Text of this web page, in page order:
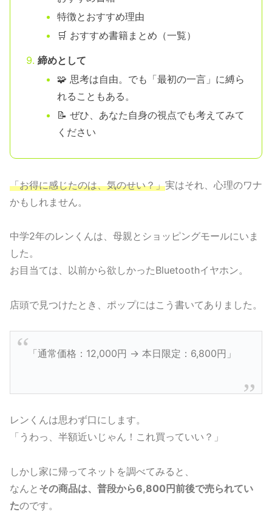
特徴とおすすめ理由
🛒 おすすめ書籍まとめ（一覧）
締めとして
🧩 思考は自由。でも「最初の一言」に縛ら
れることもある。
📝 ぜひ、あなた自身の視点でも考えてみて
ください
「お得に感じたのは、気のせい？」実はそれ、心理のワナ
かもしれません。
中学2年のレンくんは、母親とショッピングモールにいま
した。
お目当ては、以前から欲しかったBluetoothイヤホン。
店頭で見つけたとき、ポップにはこう書いてありました。
「通常価格：12,000円 → 本日限定：6,800円」
レンくんは思わず口にします。
「うわっ、半額近いじゃん！これ買っていい？」
しかし家に帰ってネットを調べてみると、
なんと その商品は、普段から6,800円前後で売られてい
たのです。